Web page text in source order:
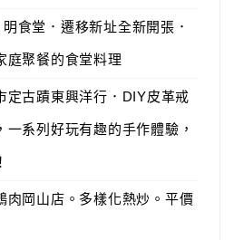
食堂．遷移新址全新開張．
庭聚餐的食堂料理
定古蹟東興洋行．DIY皮革戒
系列好玩有趣的手作體驗，
肉岡山店。多樣化熱炒。平價